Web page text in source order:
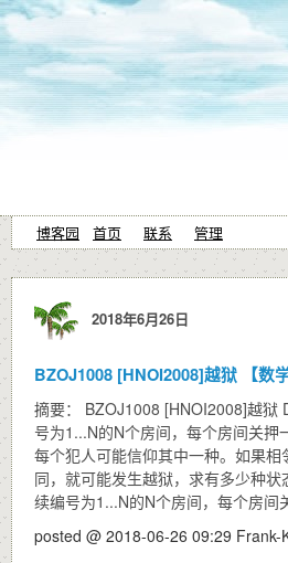
博客园 首页 联系 管理
2018年6月26日
BZOJ1008 [HNOI2008]越狱 【数学
摘要： BZOJ1008 [HNOI2008]越狱
号为1...N的N个房间，每个房间关押
每个犯人可能信仰其中一种。如果相
同，就可能发生越狱，求有多少种
续编号为1...N的N个房间，每个房间
posted @ 2018-06-26 09:29 Frank-